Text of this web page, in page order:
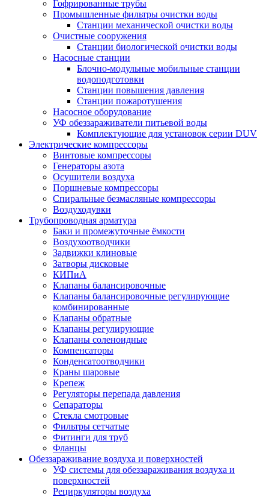
Гофрированные трубы
Промышленные фильтры очистки воды
Станции механической очистки воды
Очистные сооружения
Станции биологической очистки воды
Насосные станции
Блочно-модульные мобильные станции
водоподготовки
Станции повышения давления
Станции пожаротушения
Насосное оборудование
УФ обеззараживатели питьевой воды
Комплектующие для установок серии DUV
Электрические компрессоры
Винтовые компрессоры
Генераторы азота
Осушители воздуха
Поршневые компрессоры
Спиральные безмасляные компрессоры
Воздуходувки
Трубопроводная арматура
Баки и промежуточные ёмкости
Воздухоотводчики
Задвижки клиновые
Затворы дисковые
КИПиА
Клапаны балансировочные
Клапаны балансировочные регулирующие
комбинированные
Клапаны обратные
Клапаны регулирующие
Клапаны соленоидные
Компенсаторы
Конденсатоотводчики
Краны шаровые
Крепеж
Регуляторы перепада давления
Сепараторы
Стекла смотровые
Фильтры сетчатые
Фитинги для труб
Фланцы
Обеззараживание воздуха и поверхностей
УФ системы для обеззараживания воздуха и
поверхностей
Рециркуляторы воздуха